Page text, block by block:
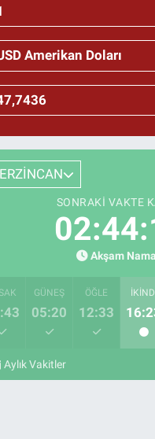
ERZİNCAN
SONRAKI VAKTE
Akşam
GÜNEŞ
05:20
ÖĞLE
12:33
Aylık Vakitler